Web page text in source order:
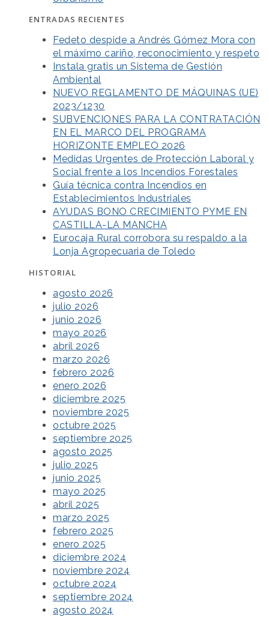
ENTRADAS RECIENTES
Fedeto despide a Andrés Gómez Mora con
el máximo cariño, reconocimiento y respeto
Instala gratis un Sistema de Gestión
Ambiental
NUEVO REGLAMENTO DE MÁQUINAS (UE)
2023/1230
SUBVENCIONES PARA LA CONTRATACIÓN
EN EL MARCO DEL PROGRAMA
HORIZONTE EMPLEO 2026
Medidas Urgentes de Protección Laboral y
Social frente a los Incendios Forestales
Guía técnica contra Incendios en
Establecimientos Industriales
AYUDAS BONO CRECIMIENTO PYME EN
CASTILLA-LA MANCHA
Eurocaja Rural corrobora su respaldo a la
Lonja Agropecuaria de Toledo
HISTORIAL
agosto 2026
julio 2026
junio 2026
mayo 2026
abril 2026
marzo 2026
febrero 2026
enero 2026
diciembre 2025
noviembre 2025
octubre 2025
septiembre 2025
agosto 2025
julio 2025
junio 2025
mayo 2025
abril 2025
marzo 2025
febrero 2025
enero 2025
diciembre 2024
noviembre 2024
octubre 2024
septiembre 2024
agosto 2024